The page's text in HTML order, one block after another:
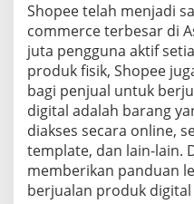
D
i
S
h
o
p
e
e
a
n
Shopee telah menjadi
commerce terbesar di
juta pengguna aktif
produk fisik, Shopee
bagi penjual untuk
digital adalah barang
diakses secara online,
template, dan lain-lain.
memberikan panduan
berjualan produk digital